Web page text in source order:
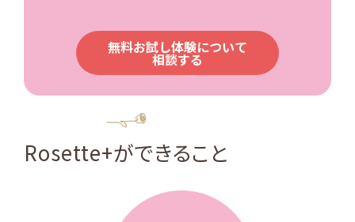
無料お試し体験について
相談する
Guide
Rosette+ができること